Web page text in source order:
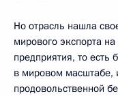
Но отрасль нашла
мирового экспорта
предприятия, то
в мировом масштабе,
продовольственной